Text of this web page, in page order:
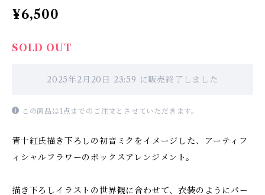
¥6,500
SOLD OUT
2025年2月20日 23:59 に販売終了しました
この商品は1点までのご注文とさせていただきます。
青十紅氏描き下ろしの初音ミクをイメージした、アーティフ
ィシャルフラワーのボックスアレンジメント。
描き下ろしイラストの世界観に合わせて、衣装のようにパー